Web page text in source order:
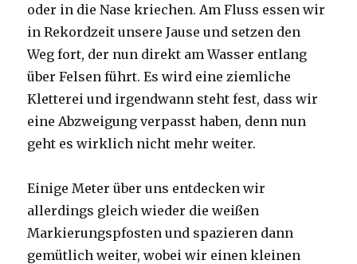
oder in die Nase kriechen. Am Fluss essen wir
in Rekordzeit unsere Jause und setzen den
Weg fort, der nun direkt am Wasser entlang
über Felsen führt. Es wird eine ziemliche
Kletterei und irgendwann steht fest, dass wir
eine Abzweigung verpasst haben, denn nun
geht es wirklich nicht mehr weiter.
Einige Meter über uns entdecken wir
allerdings gleich wieder die weißen
Markierungspfosten und spazieren dann
gemütlich weiter, wobei wir einen kleinen